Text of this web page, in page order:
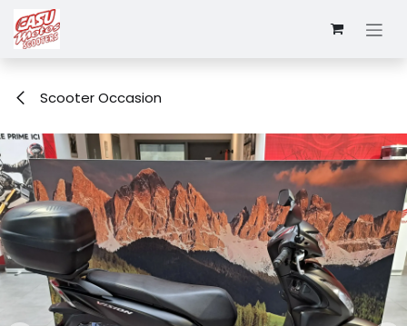
Se rendre au contenu
Scooter Occasion